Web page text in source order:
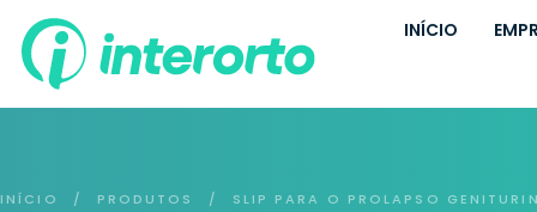
INÍCIO
INÍCIO / PRODUTOS / SLIP PARA O PROLAPSO